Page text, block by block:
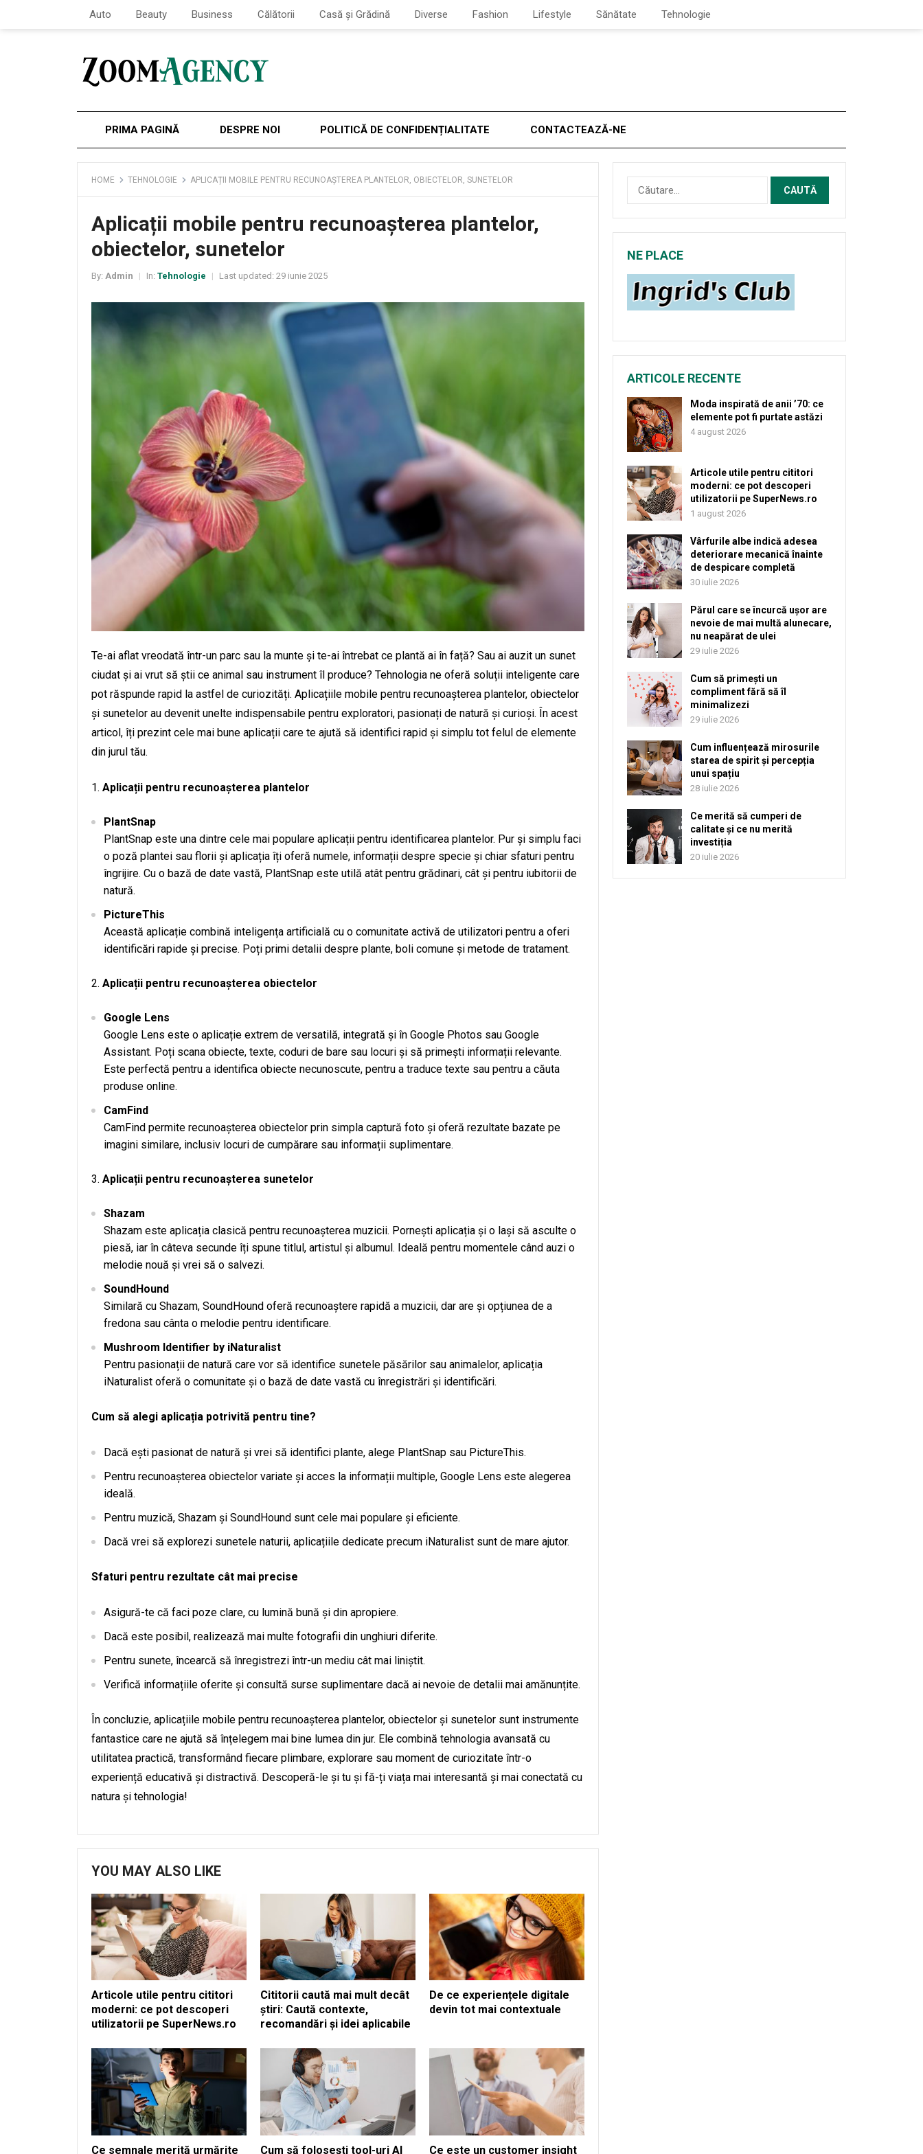
Auto Beauty Business Călătorii Casă și Grădină Diverse Fashion Lifestyle Sănătate Tehnologie
PRIMA PAGINĂ DESPRE NOI POLITICĂ DE CONFIDENȚIALITATE CONTACTEAZĂ-NE
HOME TEHNOLOGIE APLICAȚII MOBILE PENTRU RECUNOAȘTEREA PLANTELOR, OBIECTELOR, SUNETELOR
Aplicații mobile pentru recunoașterea plantelor,
obiectelor, sunetelor
By: Admin In: Tehnologie Last updated: 29 iunie 2025
Te-ai aflat vreodată într-un parc sau la munte și te-ai întrebat ce plantă ai în față? Sau ai auzit un sunet
ciudat și ai vrut să știi ce animal sau instrument îl produce? Tehnologia ne oferă soluții inteligente care
pot răspunde rapid la astfel de curiozități. Aplicațiile mobile pentru recunoașterea plantelor, obiectelor
și sunetelor au devenit unelte indispensabile pentru exploratori, pasionați de natură și curioși. În acest
articol, îți prezint cele mai bune aplicații care te ajută să identifici rapid și simplu tot felul de elemente
din jurul tău.
Aplicații pentru recunoașterea plantelor
PlantSnap
PlantSnap este una dintre cele mai populare aplicații pentru identificarea plantelor. Pur și simplu faci
o poză plantei sau florii și aplicația îți oferă numele, informații despre specie și chiar sfaturi pentru
îngrijire. Cu o bază de date vastă, PlantSnap este utilă atât pentru grădinari, cât și pentru iubitorii de
natură.
PictureThis
Această aplicație combină inteligența artificială cu o comunitate activă de utilizatori pentru a oferi
identificări rapide și precise. Poți primi detalii despre plante, boli comune și metode de tratament.
Aplicații pentru recunoașterea obiectelor
Google Lens
Google Lens este o aplicație extrem de versatilă, integrată și în Google Photos sau Google
Assistant. Poți scana obiecte, texte, coduri de bare sau locuri și să primești informații relevante.
Este perfectă pentru a identifica obiecte necunoscute, pentru a traduce texte sau pentru a căuta
produse online.
CamFind
CamFind permite recunoașterea obiectelor prin simpla captură foto și oferă rezultate bazate pe
imagini similare, inclusiv locuri de cumpărare sau informații suplimentare.
Aplicații pentru recunoașterea sunetelor
Shazam
Shazam este aplicația clasică pentru recunoașterea muzicii. Pornești aplicația și o lași să asculte o
piesă, iar în câteva secunde îți spune titlul, artistul și albumul. Ideală pentru momentele când auzi o
melodie nouă și vrei să o salvezi.
SoundHound
Similară cu Shazam, SoundHound oferă recunoaștere rapidă a muzicii, dar are și opțiunea de a
fredona sau cânta o melodie pentru identificare.
Mushroom Identifier by iNaturalist
Pentru pasionații de natură care vor să identifice sunetele păsărilor sau animalelor, aplicația
iNaturalist oferă o comunitate și o bază de date vastă cu înregistrări și identificări.
Cum să alegi aplicația potrivită pentru tine?
Dacă ești pasionat de natură și vrei să identifici plante, alege PlantSnap sau PictureThis.
Pentru recunoașterea obiectelor variate și acces la informații multiple, Google Lens este alegerea
ideală.
Pentru muzică, Shazam și SoundHound sunt cele mai populare și eficiente.
Dacă vrei să explorezi sunetele naturii, aplicațiile dedicate precum iNaturalist sunt de mare ajutor.
Sfaturi pentru rezultate cât mai precise
Asigură-te că faci poze clare, cu lumină bună și din apropiere.
Dacă este posibil, realizează mai multe fotografii din unghiuri diferite.
Pentru sunete, încearcă să înregistrezi într-un mediu cât mai liniștit.
Verifică informațiile oferite și consultă surse suplimentare dacă ai nevoie de detalii mai amănunțite.
În concluzie, aplicațiile mobile pentru recunoașterea plantelor, obiectelor și sunetelor sunt instrumente
fantastice care ne ajută să înțelegem mai bine lumea din jur. Ele combină tehnologia avansată cu
utilitatea practică, transformând fiecare plimbare, explorare sau moment de curiozitate într-o
experiență educativă și distractivă. Descoperă-le și tu și fă-ți viața mai interesantă și mai conectată cu
natura și tehnologia!
YOU MAY ALSO LIKE
Articole utile pentru cititori
moderni: ce pot descoperi
utilizatorii pe SuperNews.ro
Cititorii caută mai mult decât
știri: Caută contexte,
recomandări și idei aplicabile
De ce experiențele digitale
devin tot mai contextuale
Ce semnale merită urmărite Cum să folosești tool-uri AI Ce este un customer insight
Caută
după:
NE PLACE
ARTICOLE RECENTE
Moda inspirată de anii ’70: ce
elemente pot fi purtate astăzi
4 august 2026
Articole utile pentru cititori
moderni: ce pot descoperi
utilizatorii pe SuperNews.ro
1 august 2026
Vârfurile albe indică adesea
deteriorare mecanică înainte
de despicare completă
30 iulie 2026
Părul care se încurcă ușor are
nevoie de mai multă alunecare,
nu neapărat de ulei
29 iulie 2026
Cum să primești un
compliment fără să îl
minimalizezi
29 iulie 2026
Cum influențează mirosurile
starea de spirit și percepția
unui spațiu
28 iulie 2026
Ce merită să cumperi de
calitate și ce nu merită
investiția
20 iulie 2026